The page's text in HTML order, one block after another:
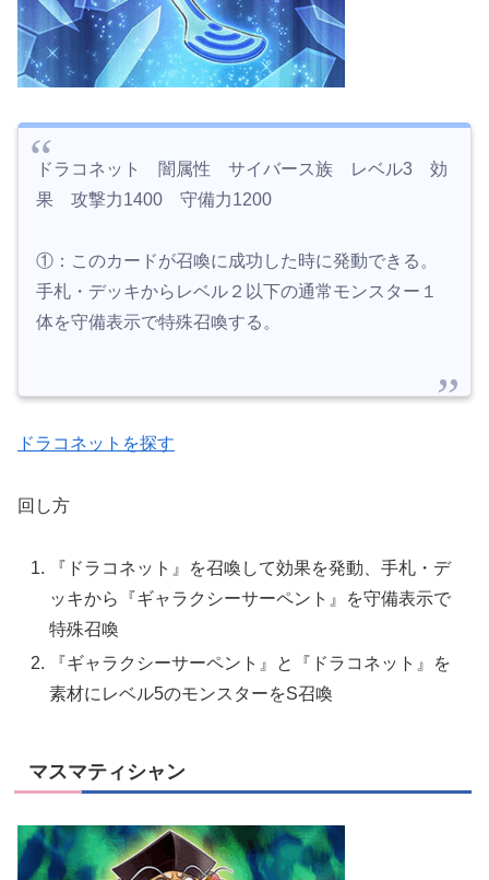
ドラコネット 闇属性 サイバース族 レベル3 効
果 攻撃力1400 守備力1200
①：このカードが召喚に成功した時に発動できる。
手札・デッキからレベル２以下の通常モンスター１
体を守備表示で特殊召喚する。
ドラコネットを探す
回し方
『ドラコネット』を召喚して効果を発動、手札・デ
ッキから『ギャラクシーサーペント』を守備表示で
特殊召喚
『ギャラクシーサーペント』と『ドラコネット』を
素材にレベル5のモンスターをS召喚
マスマティシャン